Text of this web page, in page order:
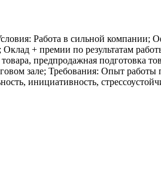
Работа в сильной компании;
+ премии по результатам
предпродажная подготовка
зале; Требования: Опыт
инициативность,